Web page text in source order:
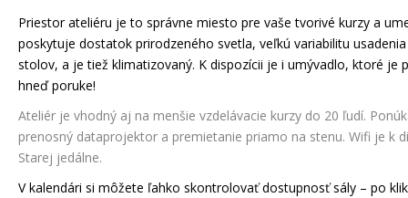
Priestor ateliéru je to správne miesto pre vaše tvorivé kurzy a
poskytuje dostatok prirodzeného svetla, veľkú variabilitu
stolov, a je tiež klimatizovaný. K dispozícii je i umývadlo, ktoré je
hneď poruke!
Ateliér je vhodný aj na menšie vzdelávacie kurzy do 20 ľudí.
prenosný dataprojektor a premietanie priamo na stenu. Wifi je k
Starej jedálne.
V kalendári si môžete ľahko skontrolovať dostupnosť sály – po